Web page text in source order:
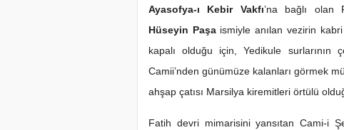
Ayasofya-ı Kebir Vakfı’na bağlı olan
Hüseyin Paşaismiyle anılan vezirin kabri
kapalı olduğu için, Yedikule
Camii’nden günümüze kalanları görmek
ahşap çatısı Marsilya kiremitleri örtülü
Fatih devri mimarisini yansıtan Cami-i